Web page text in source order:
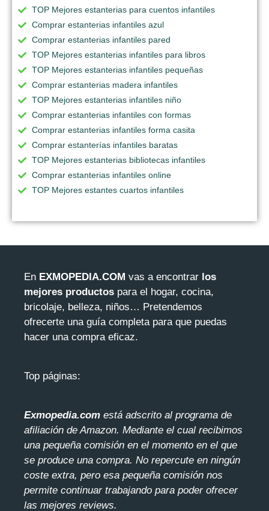
TOP Mejores estanterias para cuentos infantiles
Comprar estanterias infantiles azul
Comprar estanterias infantiles pared
TOP Mejores estanterias infantiles para libros
TOP Mejores estanterias infantiles pequeñas
Comprar estanterias madera infantiles
TOP Mejores estanterias infantiles niño
Comprar estanterias infantiles con formas
Comprar estanterias infantiles forma casita
Comprar estanterías infantiles baratas
TOP Mejores estanterias bibliotecas infantiles
Comprar estanterias infantiles online
TOP Mejores estantes cuartos infantiles
En EXMOPEDIA.COM vas a encontrar los
mejores productos para el hogar, cocina,
bricolaje, belleza, niños… Pretendemos
ofrecerte una guía completa para que puedas
hacer una compra eficaz.
Top páginas:
Exmopedia.com está adscrito al programa de
afiliación de Amazon. Mediante el cual recibimos
una pequeña comisión en el momento en el que
se produce una compra. No repercute en ningún
coste extra, pero esa pequeña comisión nos
permite continuar trabajando para poder ofrecer
las mejores reviews.